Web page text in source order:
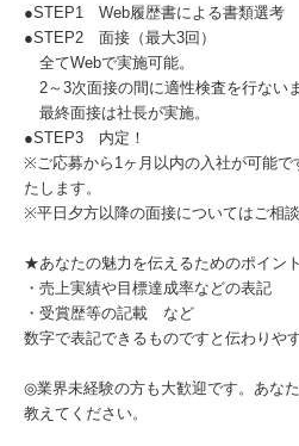
●STEP1 Web履歴書による書類選考
●STEP2 面接（最大3回）
全てWebで実施可能。
2～3次面接の間に適性検査を行ないま
最終面接は社長が実施。
●STEP3 内定！
※ご応募から1ヶ月以内の入社が可能で
たします。
※平日夕方以降の面接についてはご相談
★あなたの魅力を伝えるためのポイン
・売上実績や目標達成率などの表記
・受賞歴等の記載 など
数字で表記できるものですと伝わりや
◎業界未経験の方も大歓迎です。あな
教えてください。